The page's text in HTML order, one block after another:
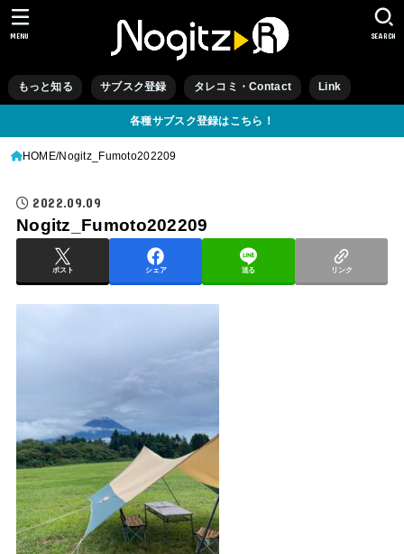
もっと知る サブスク登録 タレコミ・Contact Link
SEARCH
MENU
各種サブスク登録はこちら！
HOME Nogitz_Fumoto202209
2022.09.09
Nogitz_Fumoto202209
ポスト シェア 送る リンク